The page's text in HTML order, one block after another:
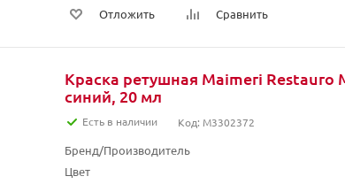
Отложить Сравнить
Краска ретушная Maimeri Restauro
синий, 20 мл
Есть в наличии Код: M3302372
Бренд/Производитель
Цвет